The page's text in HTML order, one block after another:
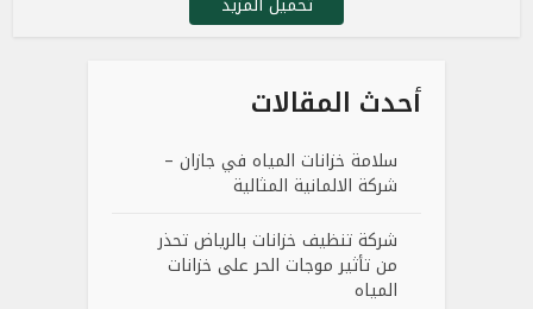
أحدث المقالات
سلامة خزانات المياه في جازان –
شركة الالمانية المثالية
شركة تنظيف خزانات بالرياض تحذر
من تأثير موجات الحر على خزانات
المياه